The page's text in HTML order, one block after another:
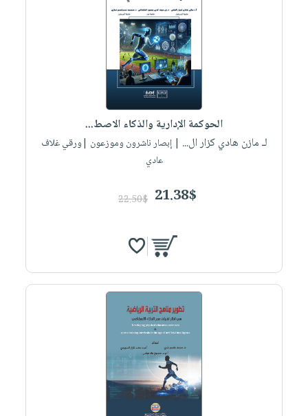
الحوكمة الإدارية والذكاء الاصط...
لـ مازن هادي كزار ال... | إبصار ناشرون وموزعون |ورقي غلاف
عادي
21.38$
22.50$